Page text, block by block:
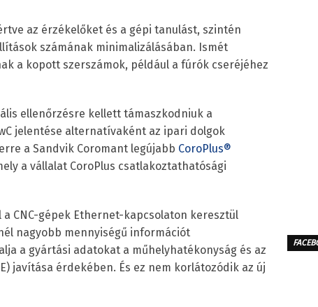
az érzékelőket és a gépi tanulást, szintén
számának minimalizálásában. Ismét
a kopott szerszámok, például a fúrók cseréjéhez
ellenőrzésre kellett támaszkodniuk a
jelentése alternatívaként az ipari dolgok
a Sandvik Coromant legújabb CoroPlus®
a vállalat CoroPlus csatlakoztathatósági
CNC-gépek Ethernet-kapcsolaton keresztül
nagyobb mennyiségű információt
a gyártási adatokat a műhelyhatékonyság és az
javítása érdekében. És ez nem korlátozódik az új